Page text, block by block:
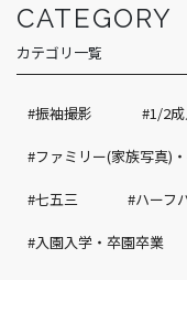
CATEGORY
カテゴリ一覧
#振袖撮影 #1/2
#ファミリー(家族写真)
#七五三 #ハーフ
#入園入学・卒園卒業